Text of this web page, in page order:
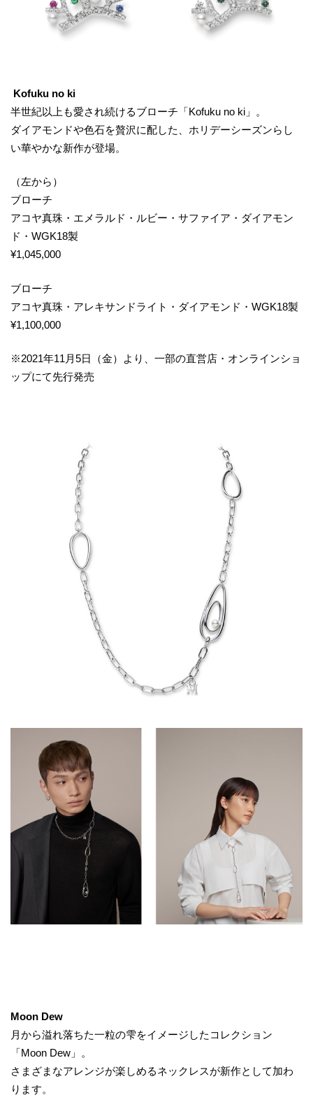
Kofuku no ki
半世紀以上も愛され続けるブローチ「Kofuku no ki」。
ダイアモンドや色石を贅沢に配した、ホリデーシーズンらし
い華やかな新作が登場。
（左から）
ブローチ
アコヤ真珠・エメラルド・ルビー・サファイア・ダイアモン
ド・WGK18製
¥1,045,000
ブローチ
アコヤ真珠・アレキサンドライト・ダイアモンド・WGK18製
¥1,100,000
※2021年11月5日（金）より、一部の直営店・オンラインショ
ップにて先行発売
Moon Dew
月から溢れ落ちた一粒の雫をイメージしたコレクション
「Moon Dew」。
さまざまなアレンジが楽しめるネックレスが新作として加わ
ります。